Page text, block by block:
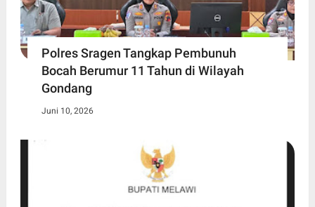
Polres Sragen Tangkap Pembunuh
Bocah Berumur 11 Tahun di Wilayah
Gondang
Juni 10, 2026